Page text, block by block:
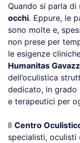
Quando si parla di
occhi. Eppure, le
sono molte e,
non prese per
le esigenze
Humanitas
dell’oculistica
dedicato, in
e terapeutici per
Il Centro
specialisti,